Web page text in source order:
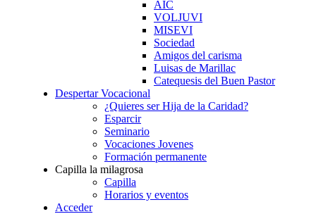
AIC
VOLJUVI
MISEVI
Sociedad
Amigos del carisma
Luisas de Marillac
Catequesis del Buen Pastor
Despertar Vocacional
¿Quieres ser Hija de la Caridad?
Esparcir
Seminario
Vocaciones Jovenes
Formación permanente
Capilla la milagrosa
Capilla
Horarios y eventos
Acceder